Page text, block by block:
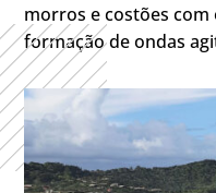
morros e costões com
formação de ondas